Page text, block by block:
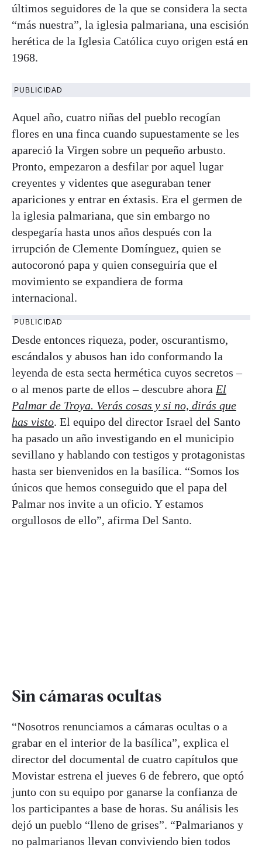
últimos seguidores de la que se considera la secta
“más nuestra”, la iglesia palmariana, una escisión
herética de la Iglesia Católica cuyo origen está en
1968.
PUBLICIDAD
Aquel año, cuatro niñas del pueblo recogían
flores en una finca cuando supuestamente se les
apareció la Virgen sobre un pequeño arbusto.
Pronto, empezaron a desfilar por aquel lugar
creyentes y videntes que aseguraban tener
apariciones y entrar en éxtasis. Era el germen de
la iglesia palmariana, que sin embargo no
despegaría hasta unos años después con la
irrupción de Clemente Domínguez, quien se
autocoronó papa y quien conseguiría que el
movimiento se expandiera de forma
internacional.
PUBLICIDAD
Desde entonces riqueza, poder, oscurantismo,
escándalos y abusos han ido conformando la
leyenda de esta secta hermética cuyos secretos –
o al menos parte de ellos – descubre ahora El
Palmar de Troya. Verás cosas y si no, dirás que
has visto. El equipo del director Israel del Santo
ha pasado un año investigando en el municipio
sevillano y hablando con testigos y protagonistas
hasta ser bienvenidos en la basílica. “Somos los
únicos que hemos conseguido que el papa del
Palmar nos invite a un oficio. Y estamos
orgullosos de ello”, afirma Del Santo.
Sin cámaras ocultas
“Nosotros renunciamos a cámaras ocultas o a
grabar en el interior de la basílica”, explica el
director del documental de cuatro capítulos que
Movistar estrena el jueves 6 de febrero, que optó
junto con su equipo por ganarse la confianza de
los participantes a base de horas. Su análisis les
dejó un pueblo “lleno de grises”. “Palmarianos y
no palmarianos llevan conviviendo bien todos